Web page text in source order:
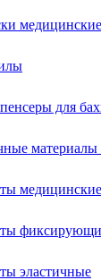
для
материалы
медицинские
эластичные